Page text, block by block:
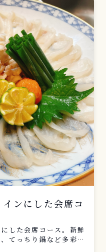
インにした会席コ
した会席コース。新鮮
てっちり鍋など多彩な